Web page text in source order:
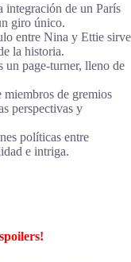
integración de un París
giro único.
entre Nina y Ettie sirve
la historia.
un page-turner, lleno de
miembros de gremios
perspectivas y
políticas entre
e intriga.